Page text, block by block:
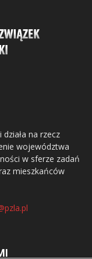
na rzecz
województwa
w sferze zadań
mieszkańców